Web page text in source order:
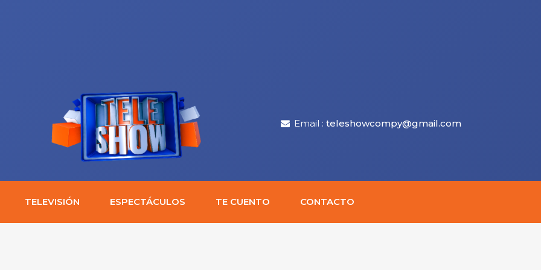
Email : teleshowcompy@gmail.com
TELEVISIÓN ESPECTÁCULOS TE CUENTO CONTACTO